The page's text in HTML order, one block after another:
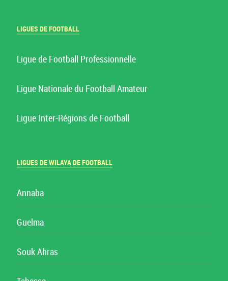
LIGUES DE FOOTBALL
Ligue de Football Professionnelle
Ligue Nationale du Football Amateur
Ligue Inter-Régions de Football
LIGUES DE WILAYA DE FOOTBALL
Annaba
Guelma
Souk Ahras